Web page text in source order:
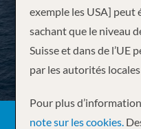
exemple les USA] peut
sachant que le niveau
Suisse et dans de l’UE
par les autorités
Pour plus
note sur les cookies.